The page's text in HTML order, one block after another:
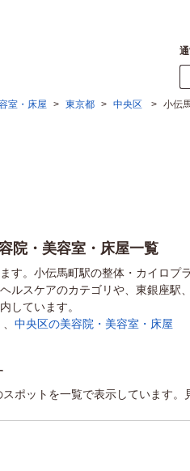
室・床屋 > 東京都 > 中央区 > 小伝
院・美容室・床屋一覧
す。小伝馬町駅の整体・カイロプ
ルスケアのカテゴリや、東銀座駅
しています。
中央区の美容院・美容室・床屋
ポットを一覧で表示しています。